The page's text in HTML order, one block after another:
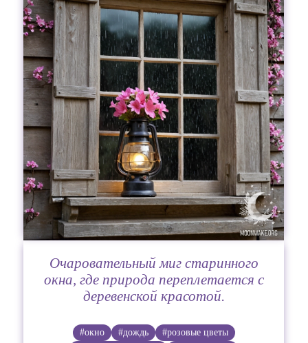
Очаровательный миг старинного
окна, где природа переплетается с
деревенской красотой.
#окно #дождь
#розовые цветы